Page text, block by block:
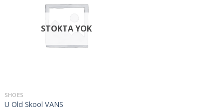
STOKTA YOK
SHOES
U Old Skool VANS